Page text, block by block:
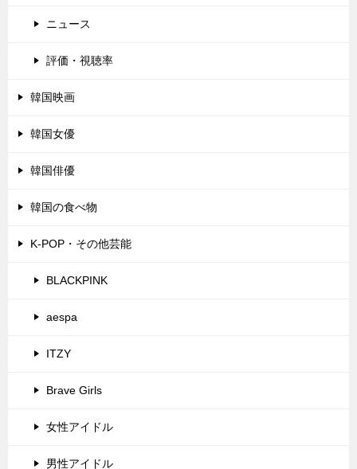
ニュース
評価・視聴率
韓国映画
韓国女優
韓国俳優
韓国の食べ物
K-POP・その他芸能
BLACKPINK
aespa
ITZY
Brave Girls
女性アイドル
男性アイドル